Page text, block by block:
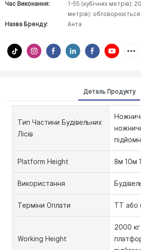
Час Виконання:
1-55 (кубічних метрів):
метрів): обговорюється
Назва Бренду:
Анта
Деталь Продукту
Тип Частини Будівельних
Лісів
Platform Height 8м 10м
Використання
Терміни Оплати TT або
Working Height
2000